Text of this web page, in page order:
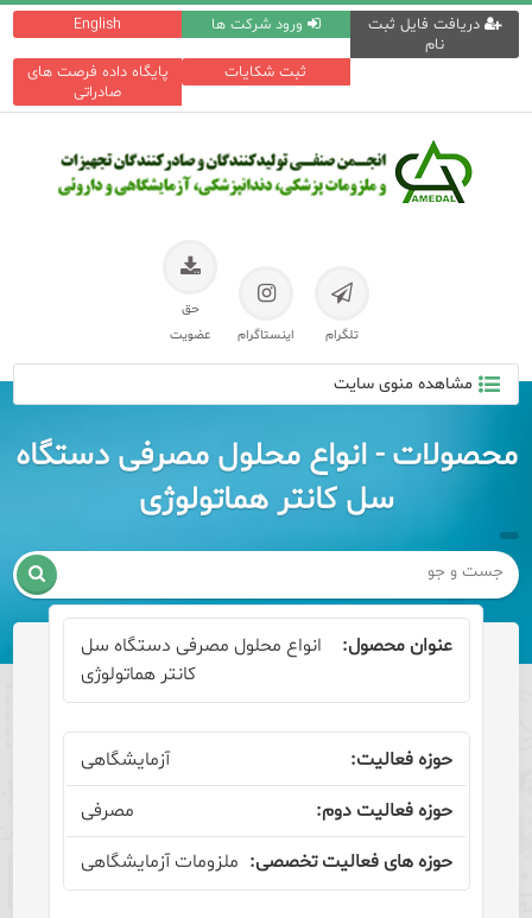
English ورود شرکت ها
دریافت فایل ثبت
نام
پایگاه داده فرصت های
صادراتی
ثبت شکایات
تلگرام اینستاگرام
حق
عضویت
مشاهده منوی سایت
محصولات - انواع محلول مصرفی دستگاه
سل کانتر هماتولوژی

انواع محلول مصرفی دستگاه سل
کانتر هماتولوژی
آزمایشگاهی
مصرفی
ملزومات آزمایشگاهی